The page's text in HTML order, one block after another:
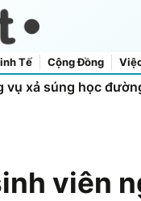
Tế Cộng Đồng
Us
vụ xả súng học
viên